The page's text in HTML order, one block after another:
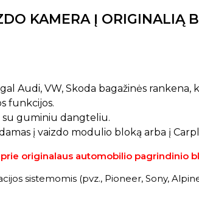
KAMERA Į ORIGINALIĄ
Audi, VW, Skoda bagažinės
funkcijos.
su guminiu dangteliu.
į vaizdo modulio bloką arba į
originalaus automobilio pagrindinio
sistemomis (pvz., Pioneer, Sony,